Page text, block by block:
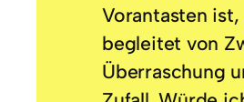
Vorantasten ist,
begleitet von
Überraschung